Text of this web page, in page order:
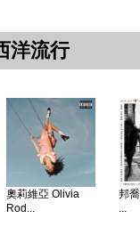
洋流行
奧莉維亞 Olivia
Rod...
邦
...